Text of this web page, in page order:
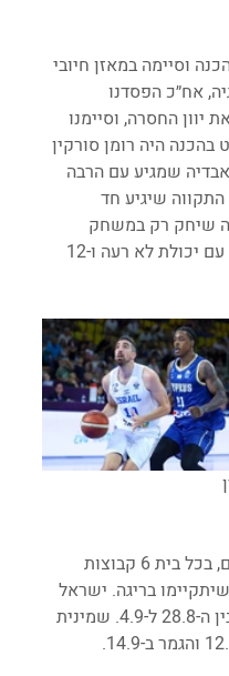
וסיימה במאזן חיובי
אח״כ הפסדנו
יוון החסרה, וסיימנו
היה רומן סורקין
אבדיה שמגיע עם הרבה
שיגיע חד
שיחק רק במשחק
הנבחרות מחולקות לארבעה בתים, בכל בית 6 קבוצות
שיתקיימו בריגה. ישראל
תשחק את שלב הבתים בפולין, בין ה-28.8 ל-4.9. שמינית